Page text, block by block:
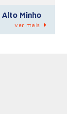
Alto Minho
ver mais